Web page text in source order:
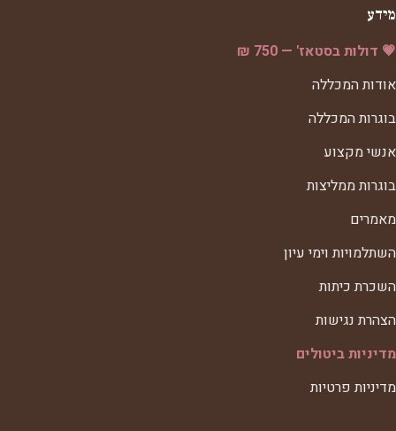
מידע
💗 דולות בסטאז' — 750 ₪
אודות המכללה
בוגרות המכללה
אנשי מקצוע
בוגרות ממליצות
מאמרים
השתלמויות וימי עיון
השכרת כיתות
הצהרת נגישות
מדיניות ביטולים
מדיניות פרטיות